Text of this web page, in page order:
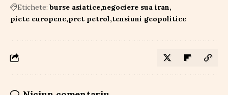
Etichete: burse asiatice negociere sua iran
piete europene pret petrol tensiuni geopolitice